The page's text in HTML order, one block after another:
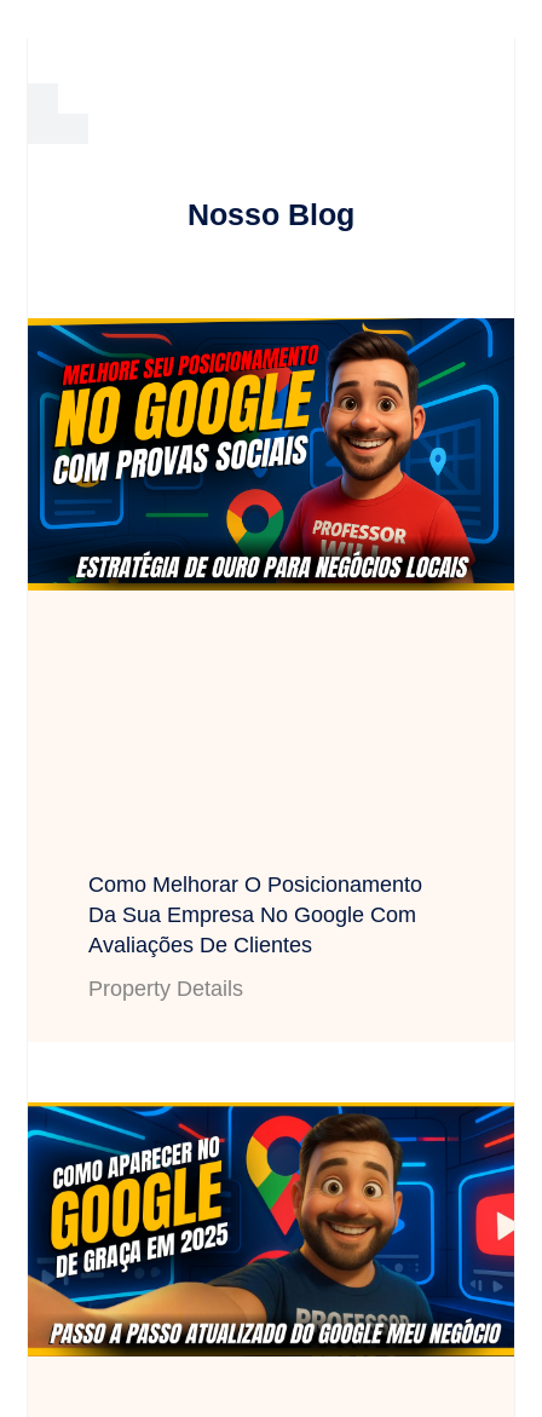
Nosso Blog
Como Melhorar O Posicionamento
Da Sua Empresa No Google Com
Avaliações De Clientes
Property Details